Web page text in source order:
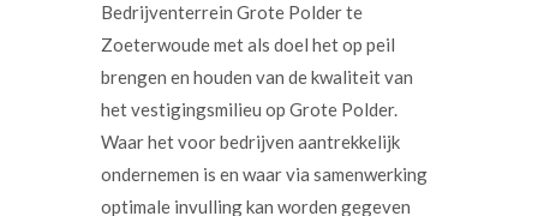
Bedrijventerrein Grote Polder te
Zoeterwoude met als doel het op peil
brengen en houden van de kwaliteit van
het vestigingsmilieu op Grote Polder.
Waar het voor bedrijven aantrekkelijk
ondernemen is en waar via samenwerking
optimale invulling kan worden gegeven